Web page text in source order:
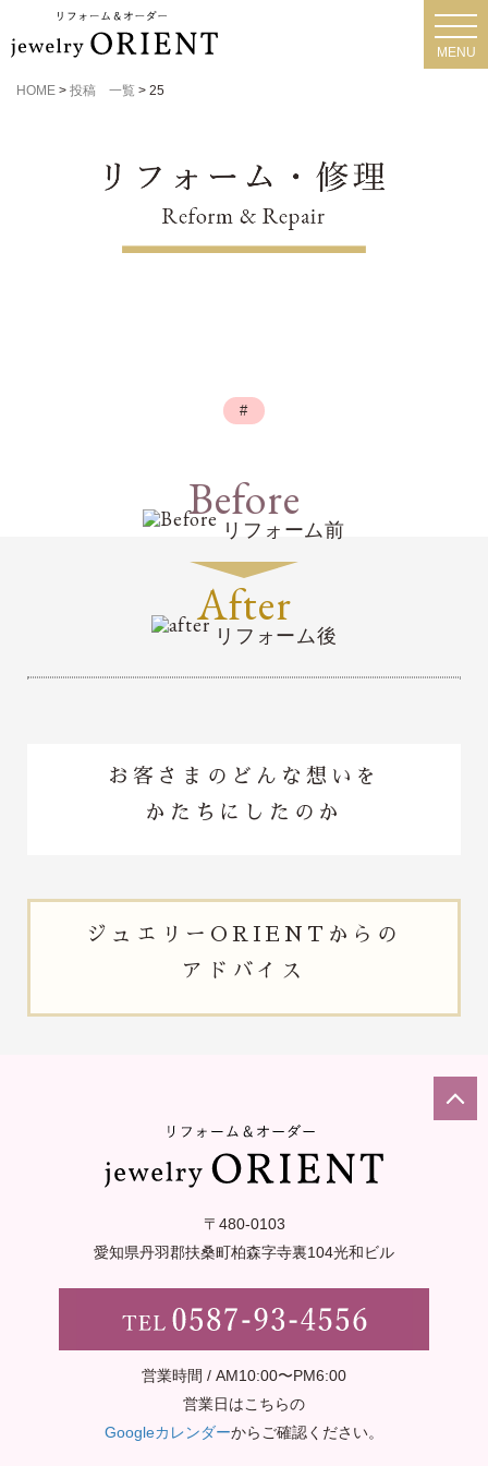
MENU
HOME > 投稿 一覧 > 25
#
Before
リフォーム前
After
リフォーム後
お客さまのどんな想いを
かたちにしたのか
ジュエリー ORIENTからの
アドバイス
〒480-0103
愛知県丹羽郡扶桑町柏森字寺裏104光和ビル
営業時間 / AM10:00〜PM6:00
営業日はこちらの
Googleカレンダーからご確認ください。